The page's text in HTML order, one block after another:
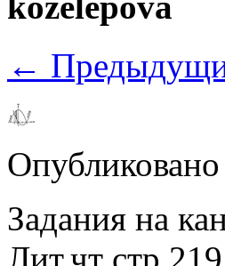
←
Опубликовано
Задания на